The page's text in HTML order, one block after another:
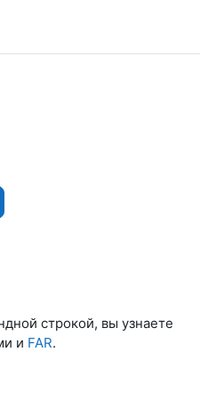
курса
строкой, вы узнаете
и FAR.